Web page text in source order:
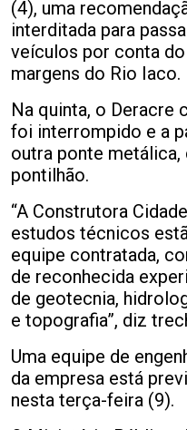
(4), uma
interditada para
veículos por conta
margens do Rio Iaco.
Na quinta, o Deracre
foi interrompido e a
outra ponte
pontilhão.
“A Construtora
estudos técnicos
equipe contratada,
de reconhecida
de geotecnia,
e topografia”, diz
Uma equipe de
da empresa está
nesta terça-feira (9).